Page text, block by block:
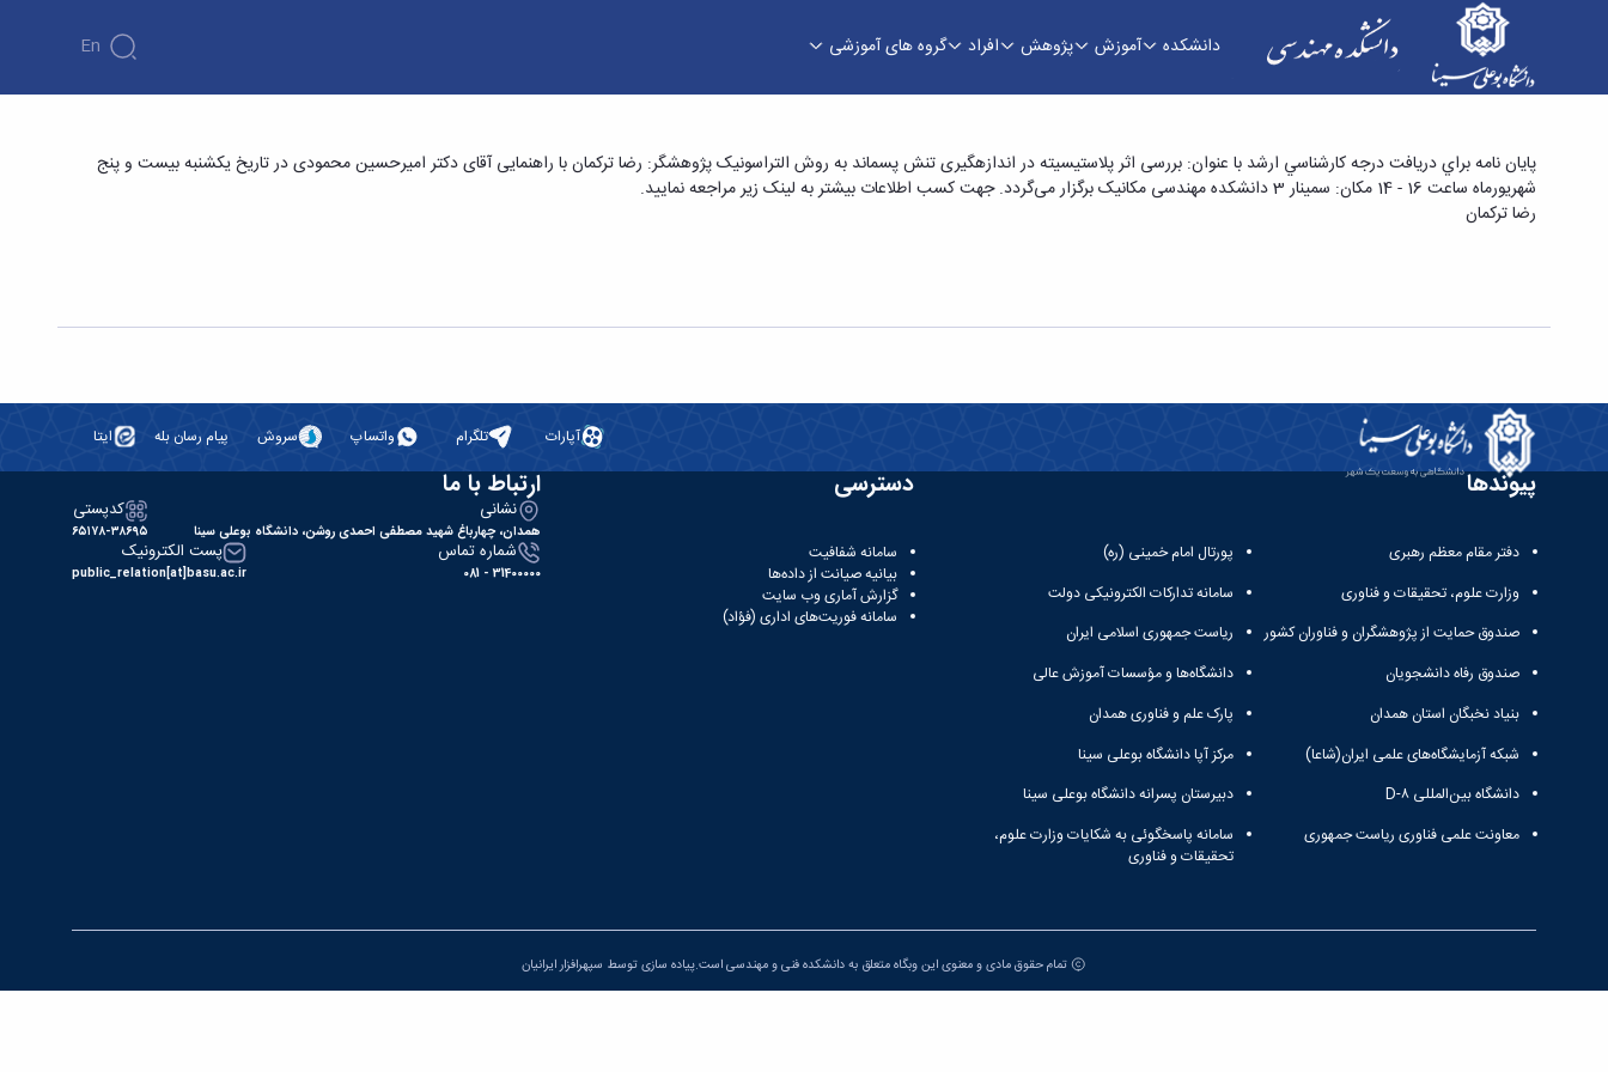
دانشکده آموزش پژوهش افراد گروه های آموزشی En
پایان نامه برای دریافت درجه کارشناسی ارشد با عنوان: بررسی اثر پلاستیسیته در اندازه‌گیری تنش پسماند به روش التراسونیک پژوهشگر: رضا ترکمان -
دانشکده فنی و مهندسی
پايان نامه براي دريافت درجه كارشناسي ارشد با عنوان: بررسی اثر پلاستیسیته در اندازه­گیری تنش پسماند به روش التراسونیک پژوهشگر: رضا ترکمان با راهنمایی آقای دکتر امیرحسین محمودی در تاریخ یکشنبه بیست و پنج
شهریورماه ساعت 16 - 14 مكان: سمینار 3 دانشکده مهندسی مکانیک برگزار می‌گردد. جهت کسب اطلاعات بیشتر به لینک زیر مراجعه نمایید.
رضا ترکمان
آپارات تلگرام واتساپ سروش پیام رسان بله ایتا
پیوندها
دفتر مقام معظم رهبری
وزارت علوم، تحقیقات و فناوری
صندوق حمایت از پژوهشگران و فناوران کشور
صندوق رفاه دانشجویان
بنیاد نخبگان استان همدان
شبکه آزمایشگاه‌های علمی ایران(شاعا)
دانشگاه بین‌المللی D-۸
معاونت علمی فناوری ریاست جمهوری
پورتال امام خمینی (ره)
سامانه تدارکات الکترونیکی دولت
ریاست جمهوری اسلامی ایران
دانشگاه‌ها و مؤسسات آموزش عالی
پارک علم و فناوری همدان
مرکز آپا دانشگاه بوعلی سینا
دبیرستان پسرانه دانشگاه بوعلی سینا
سامانه پاسخگوئی به شکایات وزارت علوم،
تحقیقات و فناوری
دسترسی
سامانه شفافیت
بیانیه صیانت از داده‌ها
گزارش آماری وب‌ سایت
سامانه فوریت‌های اداری (فؤاد)
ارتباط با ما
نشانی
همدان، چهارباغ شهید مصطفی احمدی روشن، دانشگاه بوعلی سینا
کدپستی
۶۵۱۷۸-۳۸۶۹۵
شماره تماس
31400000 - 081
پست الکترونیک
public_relation[at]basu.ac.ir
تمام حقوق مادی و معنوی این وبگاه متعلق به دانشکده فنی و مهندسی است.پیاده سازی توسط سپهرافزار ایرانیان